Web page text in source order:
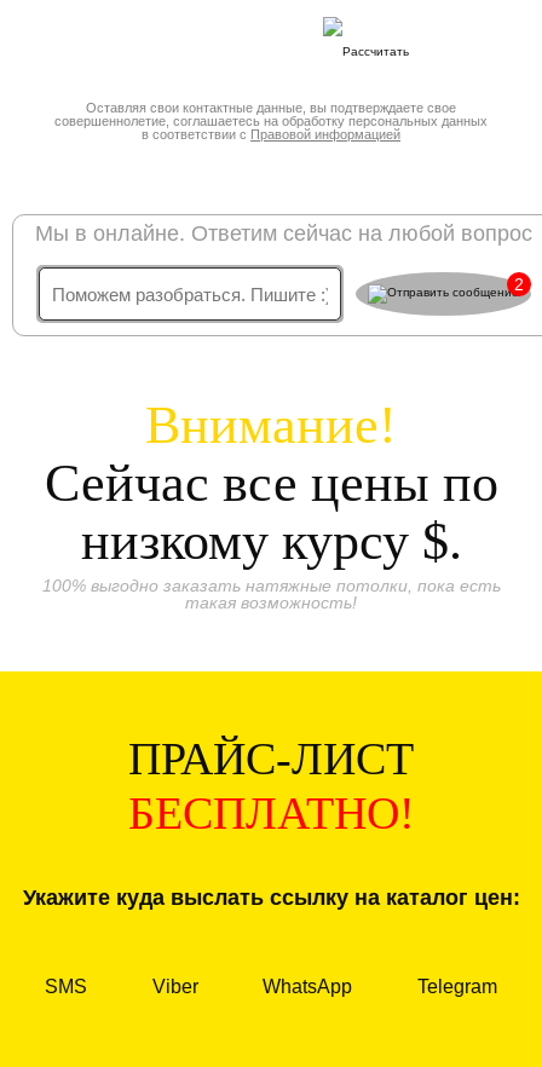
Оставляя свои контактные данные, вы подтверждаете свое
совершеннолетие, соглашаетесь на обработку персональных данных
в соответствии с Правовой информацией
Мы в онлайне. Ответим сейчас на любой вопрос
2
Внимание!
Сейчас все цены по
низкому курсу $.
100% выгодно заказать натяжные потолки, пока есть
такая возможность!
ПРАЙС-ЛИСТ
БЕСПЛАТНО!
Укажите куда выслать ссылку на каталог цен:
SMS Viber WhatsApp Telegram